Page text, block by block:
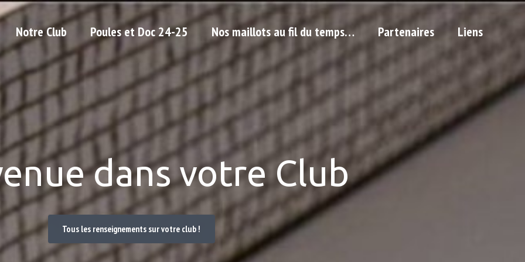
Notre Club Poules et Doc 24-25 Nos maillots au fil du temps… Partenaires Liens
dans votre Club
Tous les renseignements sur votre club !